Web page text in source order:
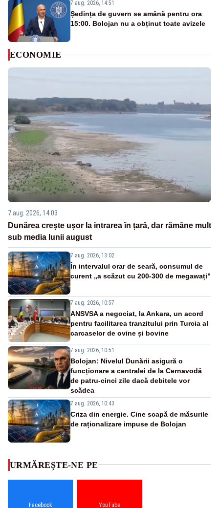
7 aug. 2026, 14:51
Ședința de guvern se amână pentru ora
15:00. Bolojan nu a obținut toate avizele
ECONOMIE
7 aug. 2026, 14:03
Dunărea crește ușor la intrarea în țară, dar rămâne mult
sub media lunii august
7 aug. 2026, 13:02
În intervalul orar de seară, consumul de
curent „a scăzut cu 200-300 de megawați”
7 aug. 2026, 10:57
ANSVSA a negociat, la Ankara, un acord
pentru facilitarea tranzitului prin Turcia al
carcaselor de ovine și bovine
7 aug. 2026, 10:51
Bolojan: Nivelul Dunării asigură o
funcționare a centralei de la Cernavodă
de patru-cinci zile dacă debitele vor
scădea
7 aug. 2026, 10:43
Criza din energie. Cine scapă de măsurile
de raționalizare impuse de Bolojan
URMĂREȘTE-NE PE
Facebook YouTube